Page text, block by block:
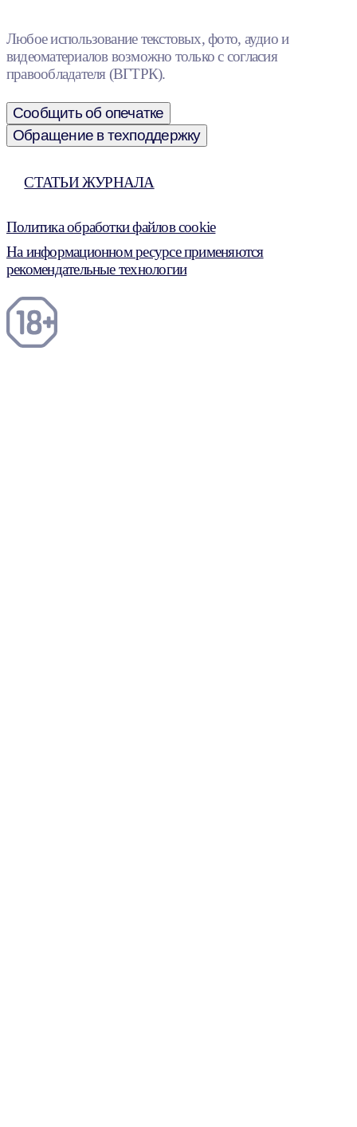
Любое использование текстовых, фото, аудио и
видеоматериалов возможно только с согласия
правообладателя (ВГТРК).
Сообщить об опечатке
Обращение в техподдержку
СТАТЬИ ЖУРНАЛА
Политика обработки файлов cookie
На информационном ресурсе применяются
рекомендательные технологии